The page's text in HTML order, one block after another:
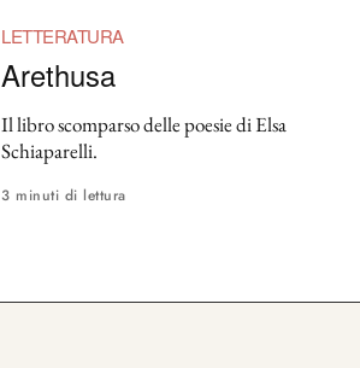
LETTERATURA
Arethusa
Il libro scomparso delle poesie di Elsa
Schiaparelli.
3 minuti di lettura